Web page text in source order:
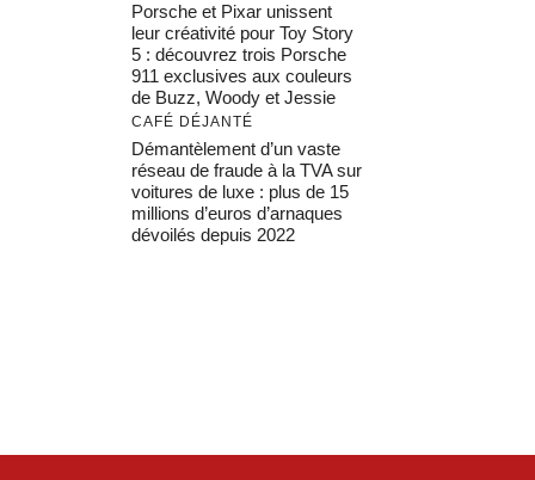
Porsche et Pixar unissent
leur créativité pour Toy Story
5 : découvrez trois Porsche
911 exclusives aux couleurs
de Buzz, Woody et Jessie
CAFÉ DÉJANTÉ
Démantèlement d’un vaste
réseau de fraude à la TVA sur
voitures de luxe : plus de 15
millions d’euros d’arnaques
dévoilés depuis 2022